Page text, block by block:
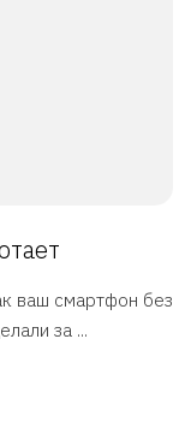
ваш смартфон без
за ...